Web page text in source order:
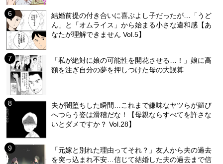
結婚前提の付き合いに喜ぶよし子だったが…「うど
ん」と「オムライス」から始まる小さな違和感【あ
なたが理解できません Vol.5】
「私が絶対に娘の可能性を開花させる…！」娘に高
額を注ぎ自分の夢を押しつけた母の大誤算
夫が闇堕ちした瞬間…これまで嫌味なヤツらが媚び
へつらう姿は滑稽だな！【母親ならすべてを許さな
いとダメですか？ Vol.28】
「元嫁と別れた理由ってそれ？」友人から夫の過去
を突っ込まれ不安…信じて結婚した夫の過去まで信